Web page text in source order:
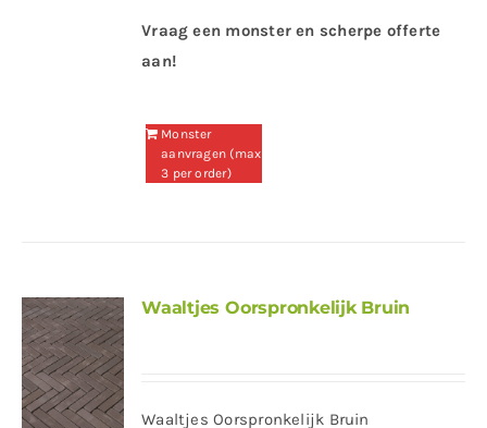
Vraag een monster en scherpe offerte
aan!
Monster
aanvragen (max
3 per order)
Waaltjes Oorspronkelijk Bruin
Waaltjes Oorspronkelijk Bruin